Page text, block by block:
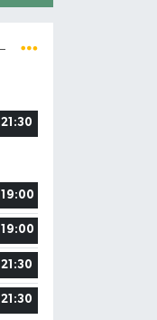
21:30
19:00
19:00
21:30
21:30